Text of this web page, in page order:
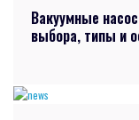
Вакуумные
выбора, типы и